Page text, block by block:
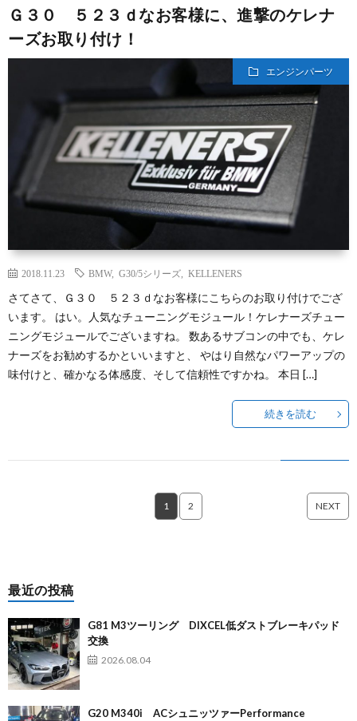
Ｇ３０ ５２３ｄなお客様に、進撃のケレナ
ーズお取り付け！
エンジンパーツ
2018.11.23 BMW, G30/5シリーズ KELLENERS
さてさて、Ｇ３０ ５２３ｄなお客様にこちらのお取り付けでござ
います。 はい。人気なチューニングモジュール！ケレナーズチュー
ニングモジュールでございますね。 数あるサブコンの中でも、ケレ
ナーズをお勧めするかといいますと、 やはり自然なパワーアップの
味付けと、確かなる体感度、そして信頼性ですかね。 本日 […]
続きを読む
1 2 NEXT
最近の投稿
G81 M3ツーリング DIXCEL低ダストブレーキパッド
交換
2026.08.04
G20 M340i ACシュニッツァーPerformance